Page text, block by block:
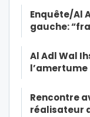
Enquête/Al
gauche:
Al Adl Wal
l’amertume
Rencontre
réalisateur